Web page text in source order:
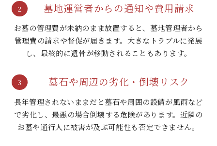
2 墓地運営者からの通知や費用請求
お墓の管理費が未納のまま放置すると、墓地管理者から
管理費の請求や督促が届きます。大きなトラブルに発展
し、最終的に遺骨が移動されることもあります。
3 墓石や周辺の劣化・倒壊リスク
長年管理されないままだと墓石や周囲の設備が風雨など
で劣化し、最悪の場合倒壊する危険があります。近隣の
お墓や通行人に被害が及ぶ可能性も否定できません。